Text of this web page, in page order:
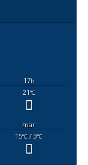
17h
21°C
mar
15°C / 3°C